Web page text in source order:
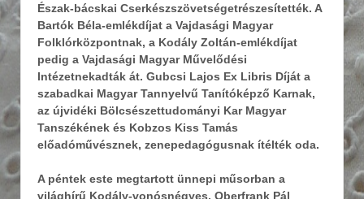
Észak-bácskai Cserkészszövetségetrészesítették. A
Bartók Béla-emlékdíjat a Vajdasági Magyar
Folklórközpontnak, a Kodály Zoltán-emlékdíjat
pedig a Vajdasági Magyar Művelődési
Intézetnekadták át. Gubcsi Lajos Ex Libris Díját a
szabadkai Magyar Tannyelvű Tanítóképző Karnak,
az újvidéki Bölcsészettudományi Kar Magyar
Tanszékének és Kobzos Kiss Tamás
előadóművésznek, zenepedagógusnak ítélték oda.
A péntek este megtartott ünnepi műsorban a
világhírű Kodály-vonósnégyes, Oberfrank Pál